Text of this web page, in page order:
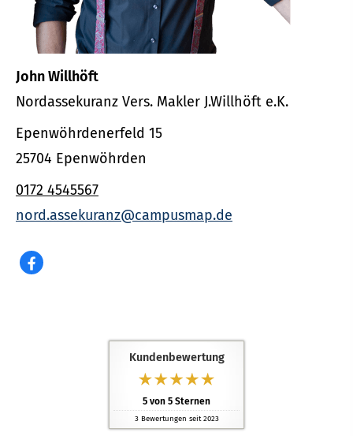
John Willhöft
Nordassekuranz Vers. Makler J.Willhöft e.K.
Epenwöhrdenerfeld 15
25704 Epenwöhrden
0172 4545567
nord.assekuranz@campusmap.de
Kundenbewertung
5 von 5 Sternen
3Bewertungen seit 2023